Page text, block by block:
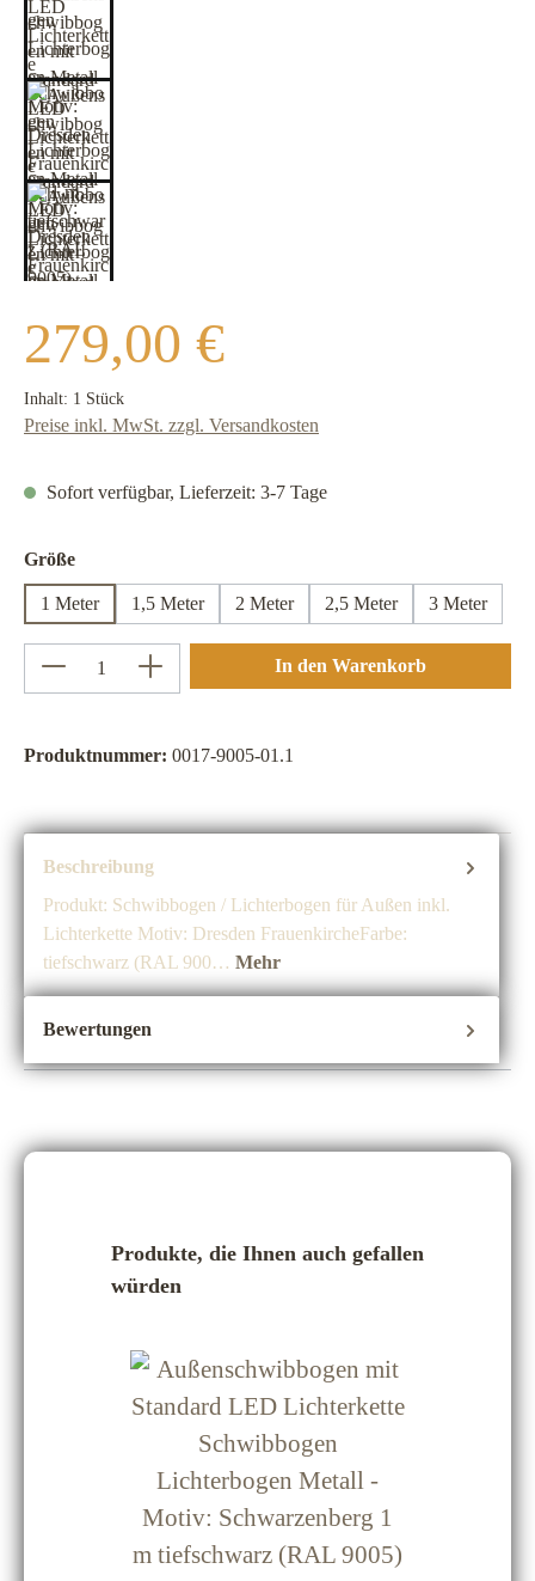
279,00 €
Inhalt: 1 Stück
Preise inkl. MwSt. zzgl. Versandkosten
Sofort verfügbar, Lieferzeit: 3-7 Tage
Größeauswählen
1 Meter 1,5 Meter 2 Meter 2,5 Meter 3 Meter
Produkt Anzahl: Gib den gewünschten Wert
In den Warenkorb
Produktnummer: 0017-9005-01.1
Beschreibung
Produkt: Schwibbogen / Lichterbogen für Außen inkl.
Lichterkette Motiv: Dresden FrauenkircheFarbe:
tiefschwarz (RAL 900… Mehr
Bewertungen
Produktgalerie überspringen
Produkte, die Ihnen auch gefallen
würden